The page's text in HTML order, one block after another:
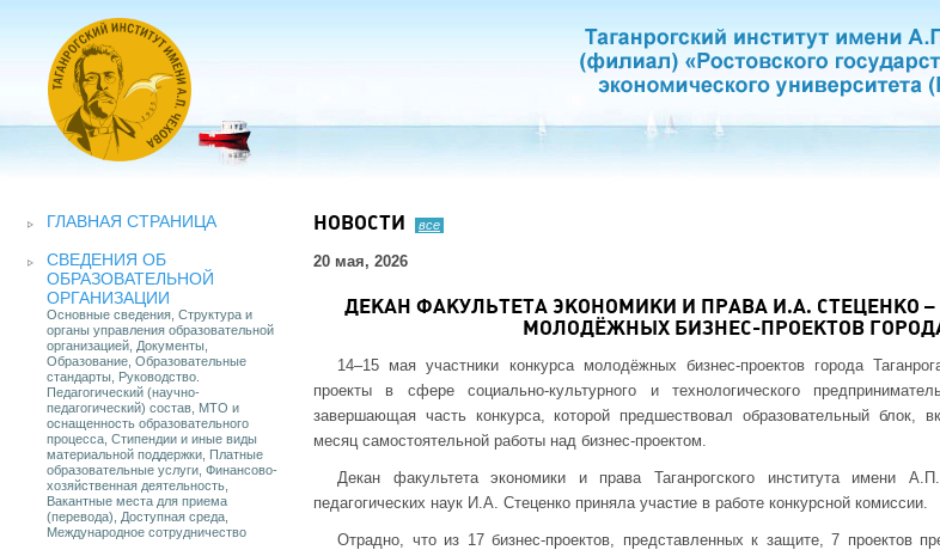
ГЛАВНАЯ СТРАНИЦА
СВЕДЕНИЯ ОБ
ОБРАЗОВАТЕЛЬНОЙ
ОРГАНИЗАЦИИ
Основные сведения, Структура и
органы управления образовательной
организацией, Документы,
Образование, Образовательные
стандарты, Руководство.
Педагогический (научно-
педагогический) состав, МТО и
оснащенность образовательного
процесса, Стипендии и иные виды
материальной поддержки, Платные
образовательные услуги, Финансово-
хозяйственная деятельность,
Вакантные места для приема
(перевода), Доступная среда,
Международное сотрудничество
НОВОСТИ все
20 мая, 2026
ДЕКАН ФАКУЛЬТЕТА ЭКОНОМИКИ И ПРАВА И.А. СТЕЦЕНКО
МОЛОДЁЖНЫХ БИЗНЕС-ПРОЕКТОВ
14–15 мая участники конкурса молодёжных бизнес-проектов города
проекты в сфере социально-культурного и технологического
завершающая часть конкурса, которой предшествовал образовательный блок,
месяц самостоятельной работы над бизнес-проектом.
Декан факультета экономики и права Таганрогского института имени
педагогических наук И.А. Стеценко приняла участие в работе конкурсной комиссии.
Отрадно, что из 17 бизнес-проектов, представленных к защите, 7 проектов